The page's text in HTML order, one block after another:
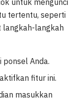
untuk mengunci
tertentu, seperti
langkah-langkah
Anda.
fitur ini.
masukkan